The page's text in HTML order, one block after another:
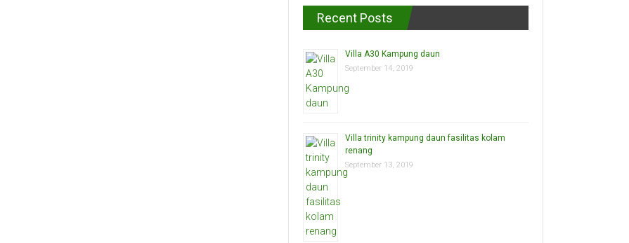
Recent Posts
Villa A30 Kampung daun
September 14, 2019
Villa trinity kampung daun fasilitas kolam
renang
September 13, 2019